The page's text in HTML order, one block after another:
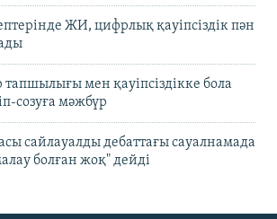
ЖИ, цифрлық қауіпсіздік пән
мен қауіпсіздікке бола
созуға мәжбүр
сайлауалды дебаттағы сауалнамада
болған жоқ" дейді